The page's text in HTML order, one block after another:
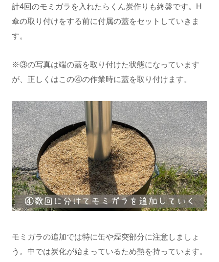
計4回のモミガラを入れたらくん炭作りも終盤です。H
傘の取り付けをする前に付属の蓋をセットしていきま
す。
※③の写真は端の蓋を取り付けた状態になっています
が、正しくはこの④の作業時に蓋を取り付けます。
モミガラの追加では特に缶や煙突部分に注意しましょ
う。中では炭化が始まっているため熱を持っています。